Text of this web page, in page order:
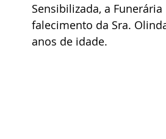
Sensibilizada, a
falecimento da Sra.
anos de idade.